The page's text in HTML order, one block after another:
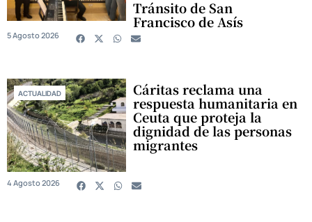
Tránsito de San
Francisco de Asís
5 Agosto 2026
ACTUALIDAD Cáritas reclama una
respuesta humanitaria en
Ceuta que proteja la
dignidad de las personas
migrantes
4 Agosto 2026